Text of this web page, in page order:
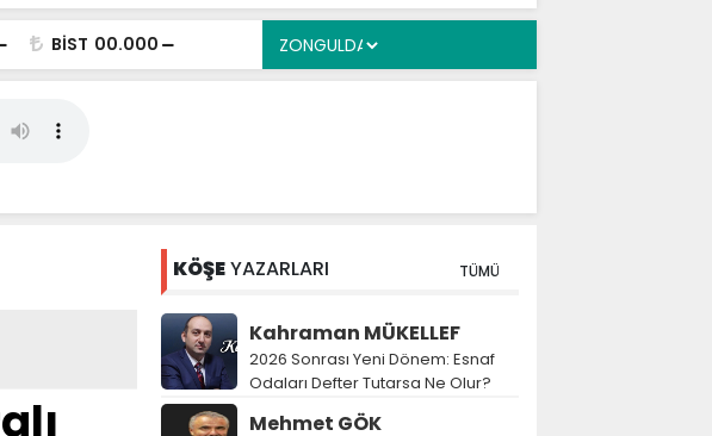
BİST 00.000
KÖŞEYAZARLARI TÜMÜ
Kahraman MÜKELLEF
2026 Sonrası Yeni Dönem: Esnaf
Odaları Defter Tutarsa Ne Olur?
Mehmet GÖK